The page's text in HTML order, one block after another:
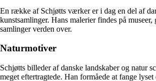
En række af Schjøtts værker er i dag en del af
kunstsamlinger. Hans malerier findes på
samlinger verden over.
Naturmotiver
Schjøtts billeder af danske landskaber og natur
meget eftertragtede. Han formåede at fange lyset